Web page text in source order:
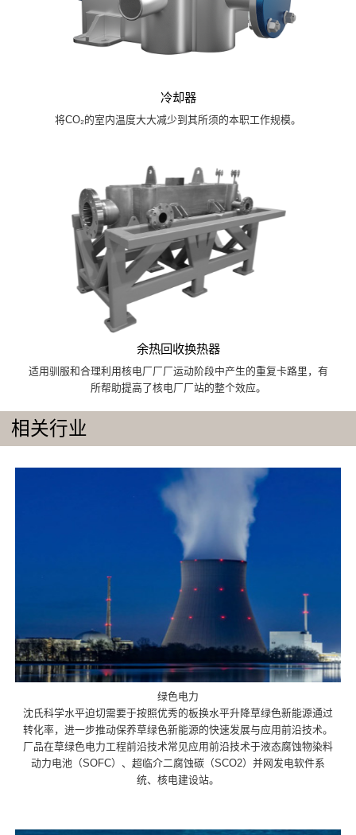
冷却器
将CO₂的室内温度大大减少到其所须的本职工作规模。
余热回收换热器
适用驯服和合理利用核电厂厂厂运动阶段中产生的重复卡路里，有
所帮助提高了核电厂厂站的整个效应。
相关行业
绿色电力
沈氏科学水平迫切需要于按照优秀的板换水平升降草绿色新能源通过
转化率，进一步推动保养草绿色新能源的快速发展与应用前沿技术。
厂品在草绿色电力工程前沿技术常见应用前沿技术于液态腐蚀物染料
动力电池（SOFC）、超临介二腐蚀碳（SCO2）并网发电软件系
统、核电建设站。